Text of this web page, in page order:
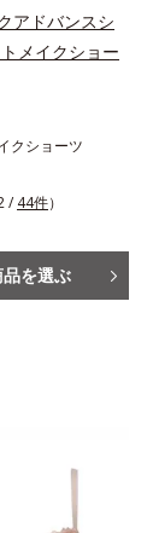
アドバンスシ
メイクショー
クショーツ
/ 44件）
を選ぶ